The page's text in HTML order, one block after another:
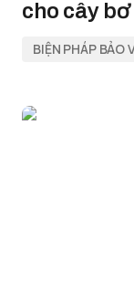
cho cây bơ
BIỆN PHÁP BẢO